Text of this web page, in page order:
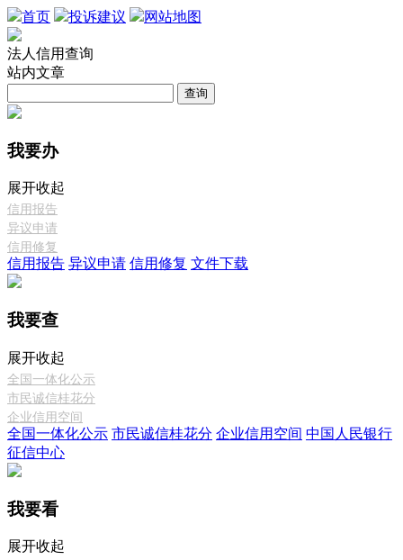
首页 投诉建议 网站地图
法人信用查询
站内文章
查询
我要办
展开收起
信用报告
异议申请
信用修复
信用报告 异议申请 信用修复 文件下载
我要查
展开收起
全国一体化公示
市民诚信桂花分
企业信用空间
全国一体化公示 市民诚信桂花分 企业信用空间 中国人民银行
征信中心
我要看
展开收起